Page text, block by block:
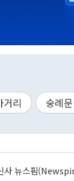
거리 숭례
사 뉴스핌